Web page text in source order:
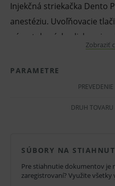
Injekčná striekačka Dento
anestéziu. Uvoľňovacie
návrat do východiskovej
ocele, vhodné pre
cm, zahnutá - matná.
Pred použitím
lekárom. Starostlivo si
Klinická účinnosť
diagnostickej
byť zaručená, lepšia alebo
Zobraziť
PARAMETRE
PREVEDENIE
DRUH TOVARU
SÚBORY NA
Pre stiahnutie dokumentov je
zaregistrovaní? Využite všetky